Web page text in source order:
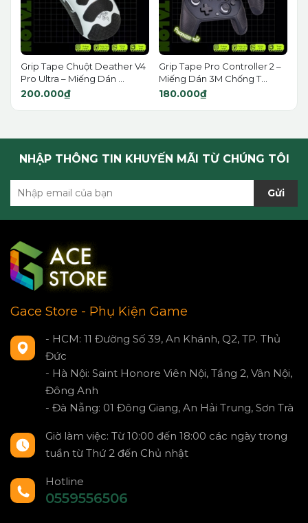
Grip Tape Chuột Deather V4
Pro Ultra – Miếng Dán ...
200.000₫
Grip Tape Pro Controller 2 –
Miếng Dán 3M Chống T...
180.000₫
NHẬP THÔNG TIN KHUYẾN MÃI TỪ CHÚNG TÔI
Gửi
Gace Store - Phụ Kiện Game
- HCM: 11 Đường Số 39, An Khánh, Q2, TP. Thủ
Đức
- Hà Nội: Saint Honore Viên Nội, Tầng 2, Vân Nội,
Đông Anh
- Đà Nẵng: 01 Đông Giang, An Hải Trung, Sơn Trà
Giờ làm việc: Từ 10:00 đến 18:00 các ngày trong
tuần từ Thứ 2 đến Chủ nhật
Hotline
0559556506